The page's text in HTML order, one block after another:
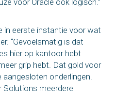
voor Oracle ook logisch.”
in eerste instantie voor wat
“Gevoelsmatig is dat
hier op kantoor hebt
grip hebt. Dat gold voor
onderlingen.
Solutions meerdere